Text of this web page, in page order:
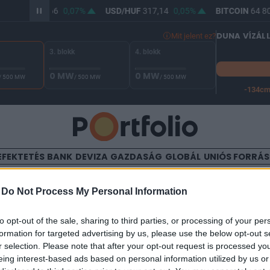
Do Not Process My Personal Information
opt-out of the sale, sharing to third parties, or processing of your
for targeted advertising by us, please use the below opt-out
selection. Please note that after your opt-out request is processed
interest-based ads based on personal information utilized by us
365,66 0,07% USD/HUF 317,14 0,05% BITCOIN64
Mit jelent ez?
/ 500 MW
3. blokk
0 MW/ 500 MW
4. blokk
0 MW/ 500 MW
DUNA
-134cm
BANK DEVIZA GAZDASÁG GLOBÁL UNIÓS
növelheti a stagfláció
az orosz-ukrán háború